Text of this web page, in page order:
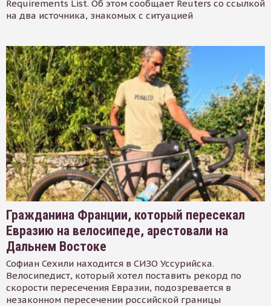
Requirements List. Об этом сообщает Reuters со ссылкой
на два источника, знакомых с ситуацией
Гражданина Франции, который пересекал
Евразию на велосипеде, арестовали на
Дальнем Востоке
Софиан Сехили находится в СИЗО Уссурийска.
Велосипедист, который хотел поставить рекорд по
скорости пересечения Евразии, подозревается в
незаконном пересечении российской границы